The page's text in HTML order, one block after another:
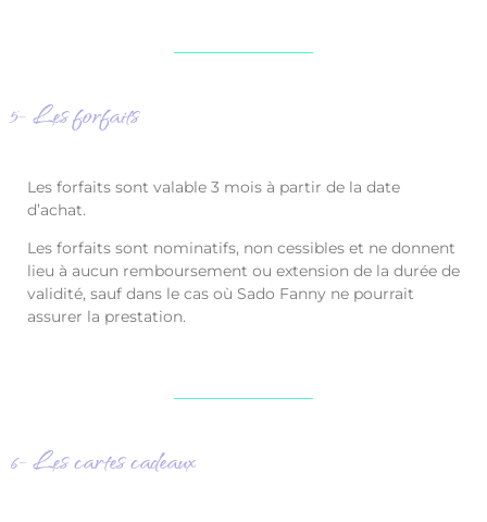
5- Les forfaits
Les forfaits sont valable 3 mois à partir de la date
d’achat.
Les forfaits sont nominatifs, non cessibles et ne donnent
lieu à aucun remboursement ou extension de la durée de
validité, sauf dans le cas où Sado Fanny ne pourrait
assurer la prestation.
6- Les cartes cadeaux